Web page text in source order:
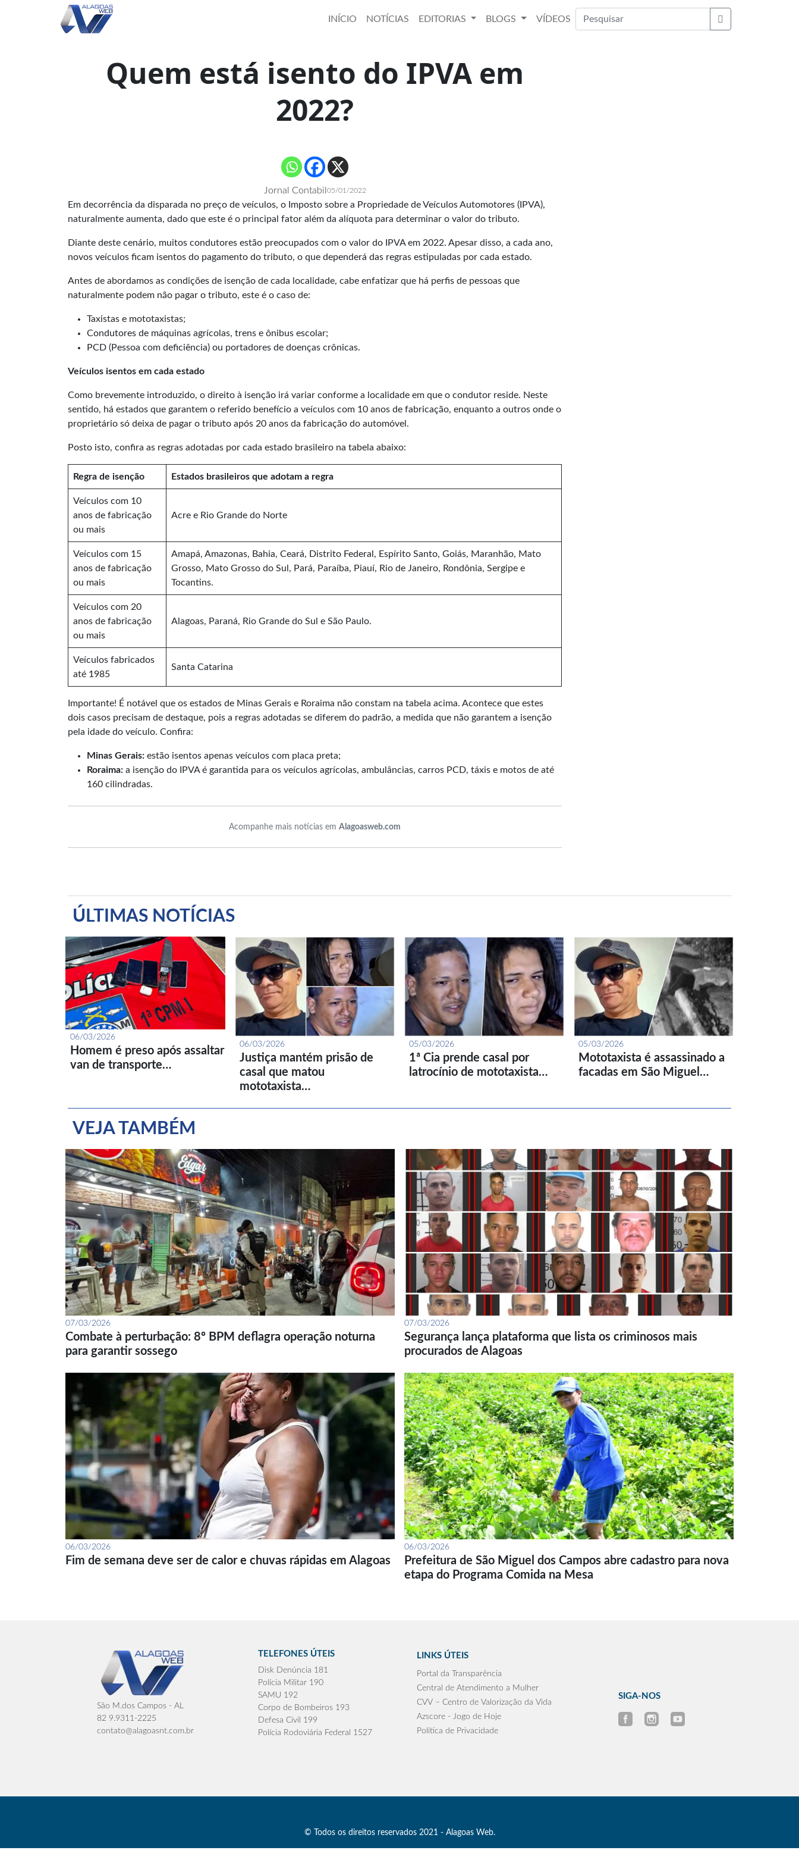
INÍCIO NOTÍCIAS EDITORIAS BLOGS
VÍDEOS
Buscar
Quem está isento do IPVA em
2022?
Jornal Contabil 05/01/2022
Em decorrência da disparada no preço de veículos, o Imposto sobre a Propriedade de Veículos Automotores (IPVA),
naturalmente aumenta, dado que este é o principal fator além da alíquota para determinar o valor do tributo.
Diante deste cenário, muitos condutores estão preocupados com o valor do IPVA em 2022. Apesar disso, a cada ano,
novos veículos ficam isentos do pagamento do tributo, o que dependerá das regras estipuladas por cada estado.
Antes de abordamos as condições de isenção de cada localidade, cabe enfatizar que há perfis de pessoas que
naturalmente podem não pagar o tributo, este é o caso de:
Taxistas e mototaxistas;
Condutores de máquinas agrícolas, trens e ônibus escolar;
PCD (Pessoa com deficiência) ou portadores de doenças crônicas.
Veículos isentos em cada estado
Como brevemente introduzido, o direito à isenção irá variar conforme a localidade em que o condutor reside. Neste
sentido, há estados que garantem o referido benefício a veículos com 10 anos de fabricação, enquanto a outros onde o
proprietário só deixa de pagar o tributo após 20 anos da fabricação do automóvel.
Posto isto, confira as regras adotadas por cada estado brasileiro na tabela abaixo:
Regra de isenção Estados brasileiros que adotam a regra
Veículos com 10
anos de fabricação
ou mais
Acre e Rio Grande do Norte
Veículos com 15
anos de fabricação
ou mais
Amapá, Amazonas, Bahia, Ceará, Distrito Federal, Espírito Santo, Goiás, Maranhão, Mato
Grosso, Mato Grosso do Sul, Pará, Paraíba, Piauí, Rio de Janeiro, Rondônia, Sergipe e
Tocantins.
Veículos com 20
anos de fabricação
ou mais
Alagoas, Paraná, Rio Grande do Sul e São Paulo.
Veículos fabricados
até 1985
Santa Catarina
Importante! É notável que os estados de Minas Gerais e Roraima não constam na tabela acima. Acontece que estes
dois casos precisam de destaque, pois a regras adotadas se diferem do padrão, a medida que não garantem a isenção
pela idade do veículo. Confira:
Minas Gerais: estão isentos apenas veículos com placa preta;
Roraima: a isenção do IPVA é garantida para os veículos agrícolas, ambulâncias, carros PCD, táxis e motos de até
160 cilindradas.
Acompanhe mais notícias em Alagoasweb.com
ÚLTIMAS NOTÍCIAS
06/03/2026
Homem é preso após assaltar
van de transporte…
06/03/2026
Justiça mantém prisão de
casal que matou
mototaxista…
05/03/2026
1ª Cia prende casal por
latrocínio de mototaxista…
05/03/2026
Mototaxista é assassinado a
facadas em São Miguel…
VEJA TAMBÉM
07/03/2026
Combate à perturbação: 8º BPM deflagra operação noturna
para garantir sossego
07/03/2026
Segurança lança plataforma que lista os criminosos mais
procurados de Alagoas
06/03/2026
Fim de semana deve ser de calor e chuvas rápidas em Alagoas
06/03/2026
Prefeitura de São Miguel dos Campos abre cadastro para nova
etapa do Programa Comida na Mesa
São M.dos Campos - AL
82 9.9311-2225
contato@alagoasnt.com.br
TELEFONES ÚTEIS
Disk Denúncia 181
Polícia Militar 190
SAMU 192
Corpo de Bombeiros 193
Defesa Civil 199
Polícia Rodoviária Federal 1527
LINKS ÚTEIS
Portal da Transparência
Central de Atendimento a Mulher
CVV – Centro de Valorização da Vida
Azscore - Jogo de Hoje
Política de Privacidade
SIGA-NOS
© Todos os direitos reservados 2021 - Alagoas Web.